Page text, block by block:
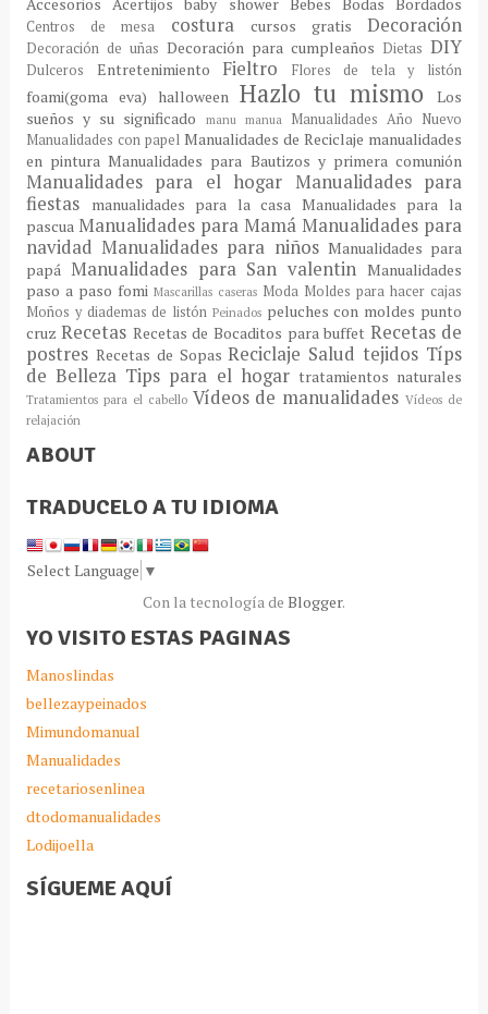
Centros de mesa costura cursos gratisDecoración
Decoración de uñas Decoración para cumpleaños DietasDIY
Dulceros Entretenimiento Fieltro Flores de tela y listón
foami(goma eva) halloween Hazlo tu mismoLos
sueños y su significado
manu manua Manualidades Año Nuevo
Manualidades con papel Manualidades de Reciclaje manualidades
en pinturaManualidades para Bautizos y primera comunión
Manualidades para el hogar Manualidades para
fiestas
manualidades para la casa Manualidades para la
pascua Manualidades para MamáManualidades para
navidadManualidades para niños Manualidades para
papá Manualidades para San valentinManualidades
paso a paso fomi Mascarillas caseras Moda Moldes para hacer cajas
Moños y diademas de listón Peinados peluches con moldes punto
cruzRecetas Recetas de Bocaditos para buffet Recetas de
postres Recetas de SopasReciclaje Saludtejidos Típs
de Belleza Tips para el hogar tratamientos naturales
Tratamientos para el cabello Vídeos de manualidadesVídeos de
relajación
ABOUT
TRADUCELO A TU IDIOMA
Select Language ▼
Con la tecnología de Blogger.
YO VISITO ESTAS PAGINAS
Manoslindas
bellezaypeinados
Mimundomanual
Manualidades
recetariosenlinea
dtodomanualidades
Lodijoella
SÍGUEME AQUÍ